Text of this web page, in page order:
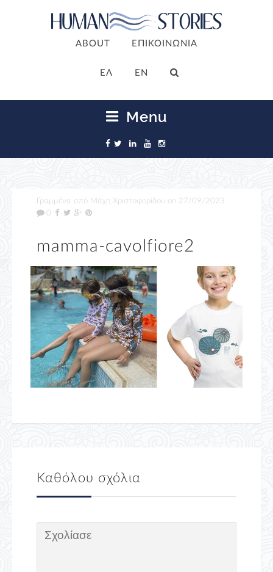
ABOUT ΕΠΙΚΟΙΝΩΝΙΑ
ΕΛ EN
Menu
Γραμμένα από Μάχη Χριστοφορίδου on 27/09/2023
0
mamma-cavolfiore2
Καθόλου σχόλια